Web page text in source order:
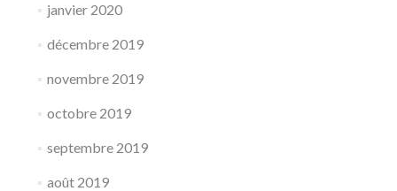
janvier 2020
décembre 2019
novembre 2019
octobre 2019
septembre 2019
août 2019